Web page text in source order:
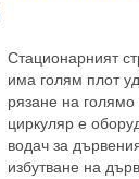
Стационарният
има голям плот
рязане на голямо
циркуляр е
водач за
избутване на